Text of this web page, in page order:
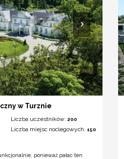
w Turznie
Liczba uczestników:200
Liczba miejsc noclegowych:150
ponieważ pałac ten